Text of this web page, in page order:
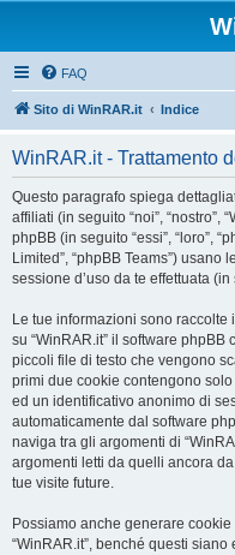
FAQ
Sito di WinRAR.it Indice
WinRAR.it - Trattamento
Questo paragrafo spiega
affiliati (in seguito “noi”, “nostro”,
phpBB (in seguito “essi”, “loro”,
Limited”, “phpBB Teams”)
sessione d’uso da te effettuata
Le tue informazioni sono
su “WinRAR.it” il software
piccoli file di testo che vengono
primi due cookie contengono
ed un identificativo anonimo di
automaticamente dal software
naviga tra gli argomenti di
argomenti letti da quelli ancora
tue visite future.
Possiamo anche generare
“WinRAR.it”, benché questi